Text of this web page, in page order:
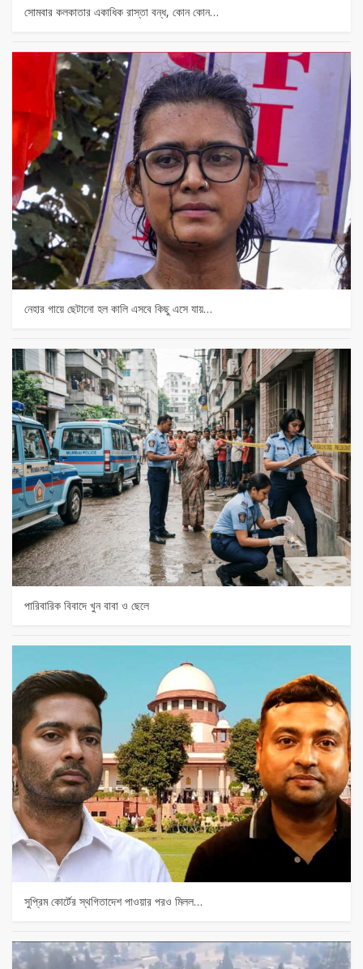
সোমবার কলকাতার একাধিক রাস্তা বন্ধ, কোন কোন…
নেহার গায়ে ছেটানো হল কালি এসবে কিছু এসে যায়…
পারিবারিক বিবাদে খুন বাবা ও ছেলে
সুপ্রিম কোর্টের স্থগিতাদেশ পাওয়ার পর‌ও মিলল…